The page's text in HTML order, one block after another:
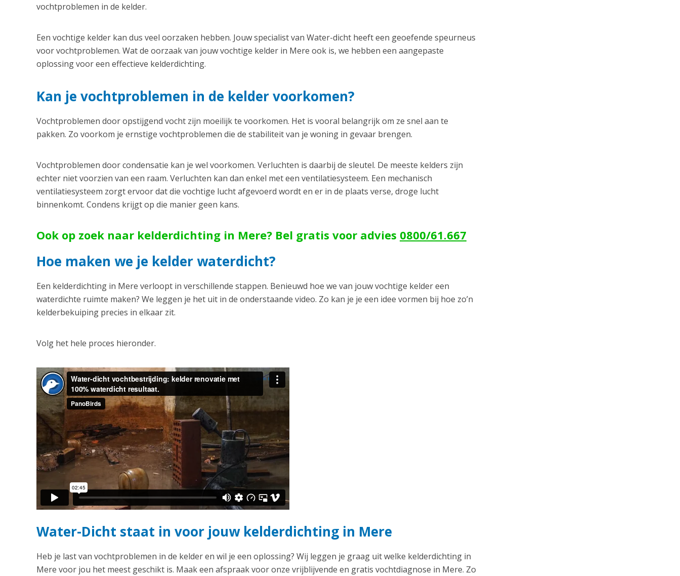
vochtproblemen in de kelder.
Een vochtige kelder kan dus veel oorzaken hebben. Jouw specialist van Water-dicht heeft een geoefende speurneus
voor vochtproblemen. Wat de oorzaak van jouw vochtige kelder in Mere ook is, we hebben een aangepaste
oplossing voor een effectieve kelderdichting.
Kan je vochtproblemen in de kelder voorkomen?
Vochtproblemen door opstijgend vocht zijn moeilijk te voorkomen. Het is vooral belangrijk om ze snel aan te
pakken. Zo voorkom je ernstige vochtproblemen die de stabiliteit van je woning in gevaar brengen.
Vochtproblemen door condensatie kan je wel voorkomen. Verluchten is daarbij de sleutel. De meeste kelders zijn
echter niet voorzien van een raam. Verluchten kan dan enkel met een ventilatiesysteem. Een mechanisch
ventilatiesysteem zorgt ervoor dat die vochtige lucht afgevoerd wordt en er in de plaats verse, droge lucht
binnenkomt. Condens krijgt op die manier geen kans.
Ook op zoek naar kelderdichting in Mere? Bel gratis voor advies 0800/61.667
Hoe maken we je kelder waterdicht?
Een kelderdichting in Mere verloopt in verschillende stappen. Benieuwd hoe we van jouw vochtige kelder een
waterdichte ruimte maken? We leggen je het uit in de onderstaande video. Zo kan je je een idee vormen bij hoe zo’n
kelderbekuiping precies in elkaar zit.
Volg het hele proces hieronder.
Water-Dicht staat in voor jouw kelderdichting in Mere
Heb je last van vochtproblemen in de kelder en wil je een oplossing? Wij leggen je graag uit welke kelderdichting in
Mere voor jou het meest geschikt is. Maak een afspraak voor onze vrijblijvende en gratis vochtdiagnose in Mere. Zo